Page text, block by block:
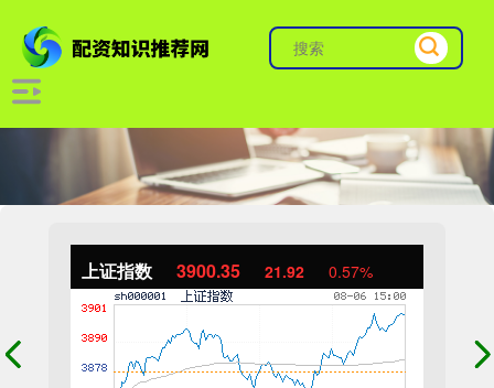
上证指数 3900.35 21.92 0.57%